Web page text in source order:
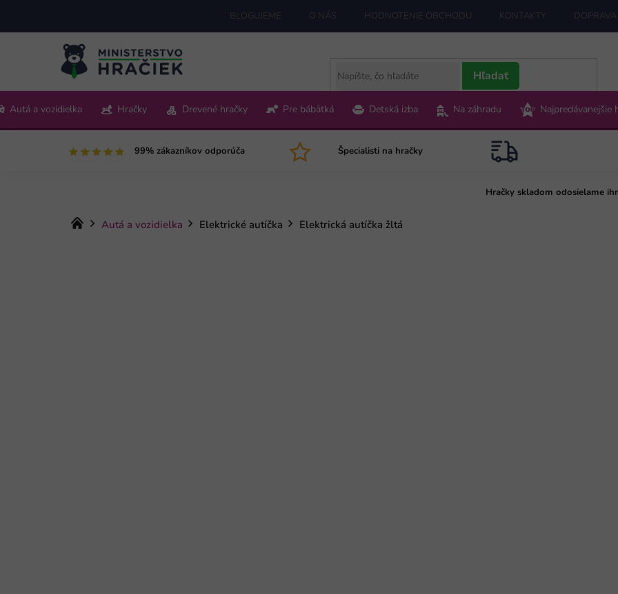
obsah
BLOGUJEME O NÁS HODNOTENIE OBCHODU KONTAKTY
Pon-Pia 9:00-15:00
Hľadať
Autá a vozidielka Hračky Drevené hračky Pre bábätká Detská izba Na záhradu Najpredávanejšie
99% zákazníkov odporúča Špecialisti na hračky
Hračky skladom odosielame
Domov
Autá a vozidielka Elektrické autíčka Elektrická autíčka žltá